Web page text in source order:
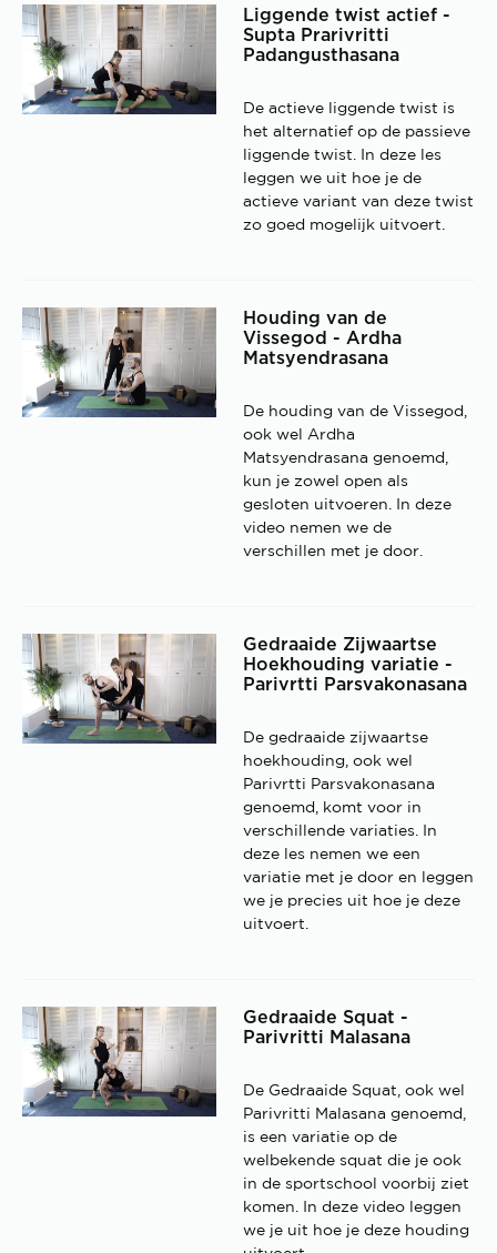
Liggende twist actief -
Supta Prarivritti
Padangusthasana
De actieve liggende twist is
het alternatief op de passieve
liggende twist. In deze les
leggen we uit hoe je de
actieve variant van deze twist
zo goed mogelijk uitvoert.
Houding van de
Vissegod - Ardha
Matsyendrasana
De houding van de Vissegod,
ook wel Ardha
Matsyendrasana genoemd,
kun je zowel open als
gesloten uitvoeren. In deze
video nemen we de
verschillen met je door.
Gedraaide Zijwaartse
Hoekhouding variatie -
Parivrtti Parsvakonasana
De gedraaide zijwaartse
hoekhouding, ook wel
Parivrtti Parsvakonasana
genoemd, komt voor in
verschillende variaties. In
deze les nemen we een
variatie met je door en leggen
we je precies uit hoe je deze
uitvoert.
Gedraaide Squat -
Parivritti Malasana
De Gedraaide Squat, ook wel
Parivritti Malasana genoemd,
is een variatie op de
welbekende squat die je ook
in de sportschool voorbij ziet
komen. In deze video leggen
we je uit hoe je deze houding